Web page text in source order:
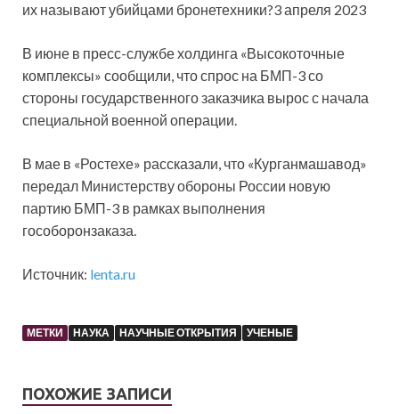
их называют убийцами бронетехники?3 апреля 2023
В июне в пресс-службе холдинга «Высокоточные
комплексы» сообщили, что спрос на БМП-3 со
стороны государственного заказчика вырос с начала
специальной военной операции.
В мае в «Ростехе» рассказали, что «Курганмашавод»
передал Министерству обороны России новую
партию БМП-3 в рамках выполнения
гособоронзаказа.
Источник: lenta.ru
МЕТКИ НАУКА НАУЧНЫЕ ОТКРЫТИЯ УЧЕНЫЕ
ПОХОЖИЕ ЗАПИСИ